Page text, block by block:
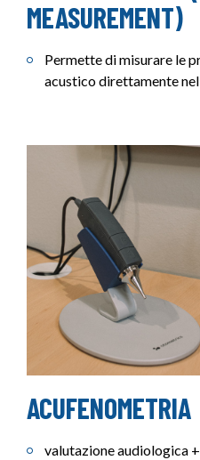
MEASUREMENT)
Permette di misurare le
acustico direttamente
ACUFENOMETRIA
valutazione audiologica